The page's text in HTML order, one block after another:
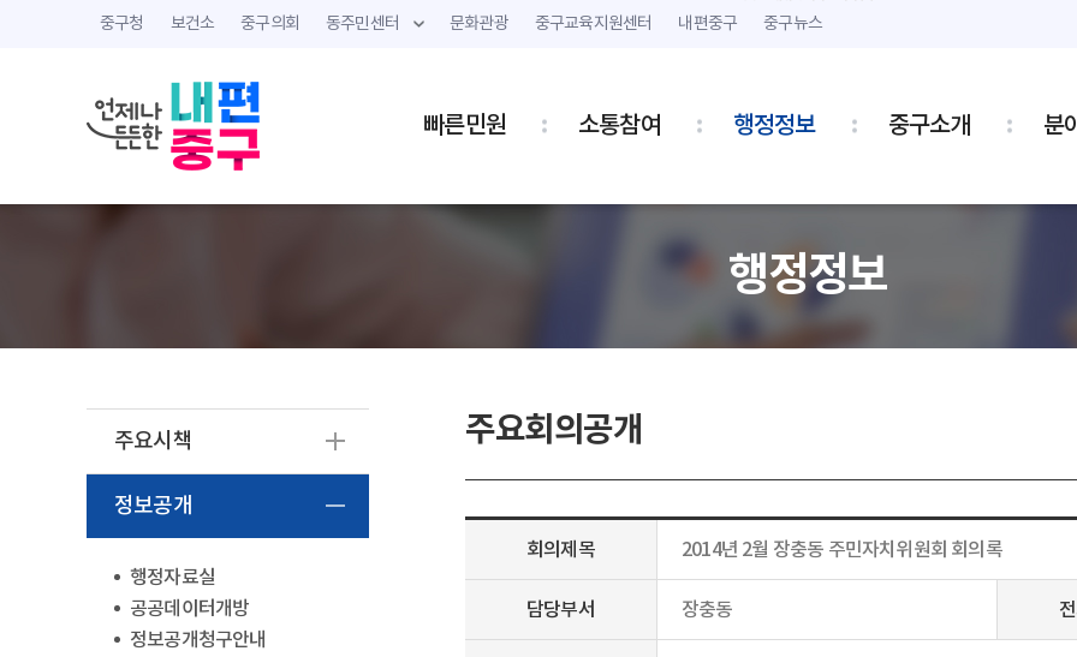
중구청 보건소 중구의회 동주민센터 문화관광 중구교육지원센터 내편중구 중구뉴스
빠른민원 소통참여 행정정보 중구소개 분
행정정보
주요시책
정보공개
행정자료실
공공데이터개방
정보공개청구안내
주요회의공개
회의제목 2014년 2월 장충동 주민자치위원회 회의록
담당부서 장충동